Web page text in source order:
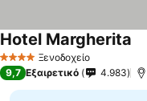
4 ΑστέριαΞενοδοχείο
Hotel Margherita
9,7 Εξαιρετικό 4.983